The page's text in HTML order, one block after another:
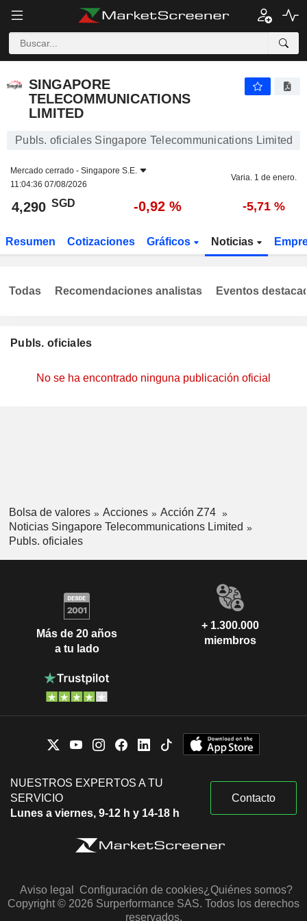
SINGAPORE
TELECOMMUNICATIONS
LIMITED
Publs. oficiales Singapore Telecommunications Limited
Mercado cerrado - Singapore S.E.
11:04:36 07/08/2026
Varia. 1 de enero.
4,290 SGD -0,92 % -5,71 %
Resumen Cotizaciones Gráficos Noticias
Publs. oficiales
No se ha encontrado ninguna publicación oficial
Todas Recomendaciones analistas Eventos
Bolsa de valores Acciones
Acción Z74
Noticias Singapore Telecommunications Limited
Publs. oficiales
Más de 20 años
a tu lado
+ 1.300.000
miembros
NUESTROS EXPERTOS A TU
SERVICIO
Lunes a viernes, 9-12 h y 14-18 h
Contacto
Aviso legal Configuración de cookies¿Quiénes somos?
Copyright © 2026 Surperformance SAS. Todos los derechos
reservados.